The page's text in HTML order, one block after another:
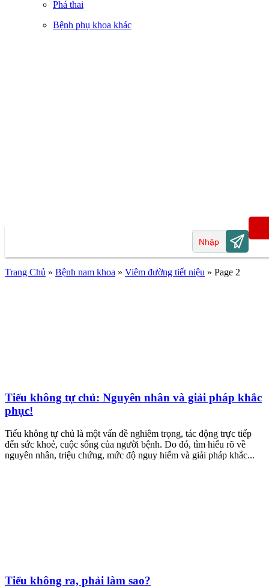
Phá thai
Bệnh phụ khoa khác
Trang Chủ » Bệnh nam khoa » Viêm đường tiết niệu » Page 2
Tiểu không tự chủ: Nguyên nhân và giải pháp khắc
phục!
Tiểu không tự chủ là một vấn đề nghiêm trọng, tác động trực tiếp
đến sức khoẻ, cuộc sống của người bệnh. Do đó, tìm hiểu rõ về
nguyên nhân, triệu chứng, mức độ nguy hiểm và giải pháp khắc...
Tiểu không ra, phải làm sao?